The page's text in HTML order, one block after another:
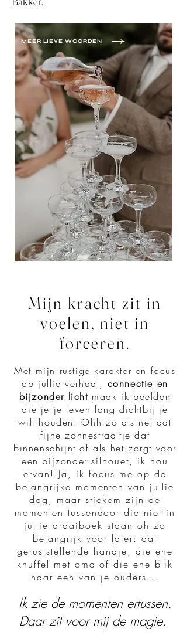
MEER LIEVE WOORDEN
Mijn kracht zit in
voelen, niet in
forceren.
Met mijn rustige karakter en focus
op jullie verhaal, connectie en
bijzonder licht maak ik beelden
die je je leven lang dichtbij je
wilt houden.Ohh zo als net dat
fijne zonnestraaltje dat
binnenschijnt of als het zorgt voor
een bijzondersilhouet, ik hou
ervan! Ja, ik focus me op de
belangrijke momenten van jullie
dag, maar stiekem zijn de
momenten tussendoor die niet in
jullie draaiboek staan oh zo
belangrijk voor later: dat
geruststellende handje, die ene
knuffel met oma of die ene blik
naar een van je ouders...
Ik zie de momenten ertussen.
Daar zit voor mij de magie.